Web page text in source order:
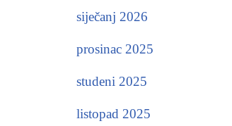
siječanj 2026
prosinac 2025
studeni 2025
listopad 2025